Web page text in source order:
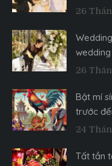
26
26
Bật mí
trước
24
Tất tần